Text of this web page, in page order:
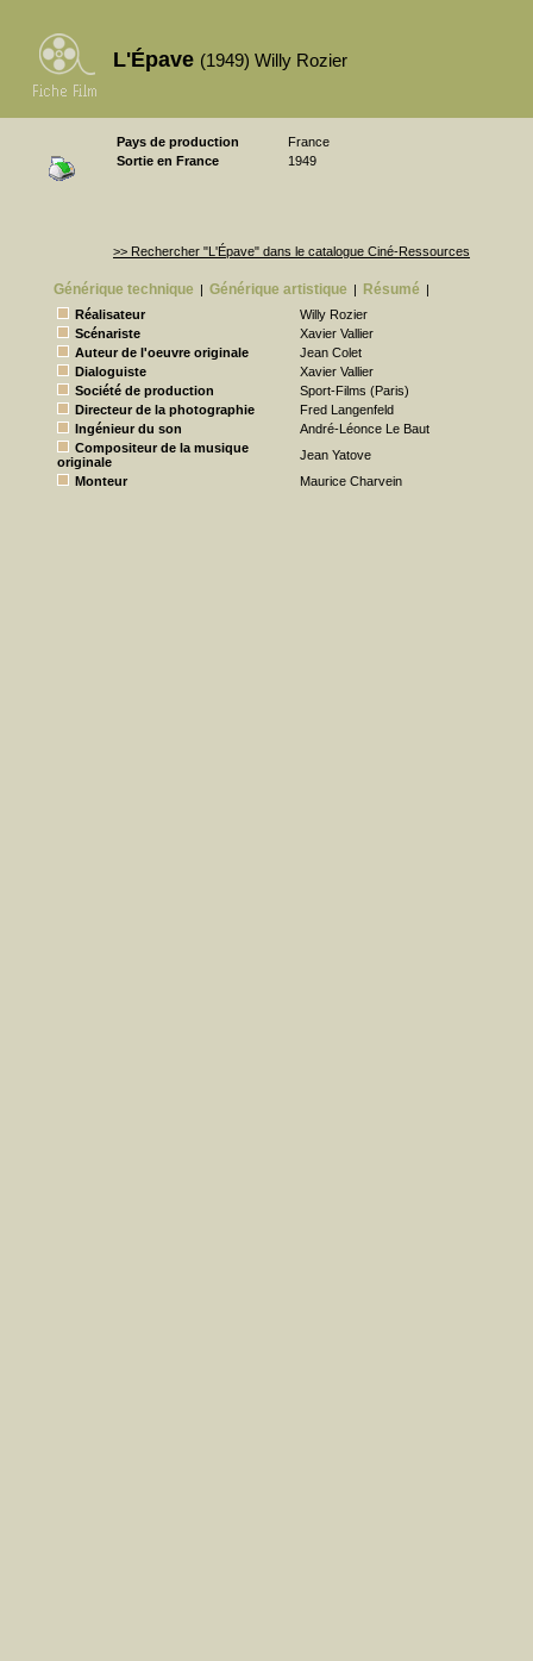
L'Épave (1949) Willy Rozier
Pays de production
France
Sortie en France
1949
>> Rechercher "L'Épave" dans le catalogue Ciné-Ressources
Générique technique | Générique artistique | Résumé |
Réalisateur
Willy Rozier
Scénariste
Xavier Vallier
Auteur de l'oeuvre originale
Jean Colet
Dialoguiste
Xavier Vallier
Société de production
Sport-Films (Paris)
Directeur de la photographie
Fred Langenfeld
Ingénieur du son
André-Léonce Le Baut
Compositeur de la musique
originale
Jean Yatove
Monteur
Maurice Charvein